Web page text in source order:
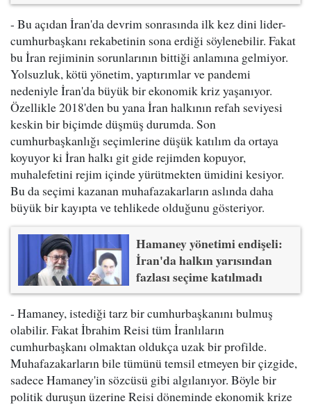
- Bu açıdan İran'da devrim sonrasında ilk kez dini lider-
cumhurbaşkanı rekabetinin sona erdiği söylenebilir. Fakat
bu İran rejiminin sorunlarının bittiği anlamına gelmiyor.
Yolsuzluk, kötü yönetim, yaptırımlar ve pandemi
nedeniyle İran'da büyük bir ekonomik kriz yaşanıyor.
Özellikle 2018'den bu yana İran halkının refah seviyesi
keskin bir biçimde düşmüş durumda. Son
cumhurbaşkanlığı seçimlerine düşük katılım da ortaya
koyuyor ki İran halkı git gide rejimden kopuyor,
muhalefetini rejim içinde yürütmekten ümidini kesiyor.
Bu da seçimi kazanan muhafazakarların aslında daha
büyük bir kayıpta ve tehlikede olduğunu gösteriyor.
Hamaney yönetimi endişeli:
İran'da halkın yarısından
fazlası seçime katılmadı
- Hamaney, istediği tarz bir cumhurbaşkanını bulmuş
olabilir. Fakat İbrahim Reisi tüm İranlıların
cumhurbaşkanı olmaktan oldukça uzak bir profilde.
Muhafazakarların bile tümünü temsil etmeyen bir çizgide,
sadece Hamaney'in sözcüsü gibi algılanıyor. Böyle bir
politik duruşun üzerine Reisi döneminde ekonomik krize